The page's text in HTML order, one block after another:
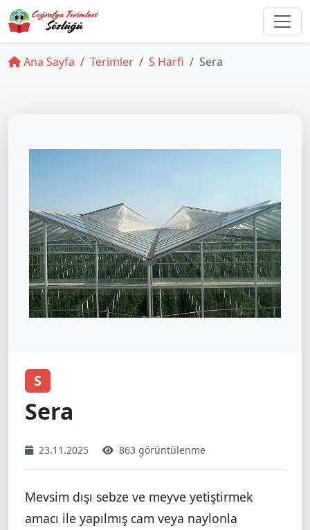
Ana Sayfa Terimler S Harfi Sera
S
Sera
23.11.2025 863 görüntülenme
Mevsim dışı sebze ve meyve yetiştirmek
amacı ile yapılmış cam veya naylonla